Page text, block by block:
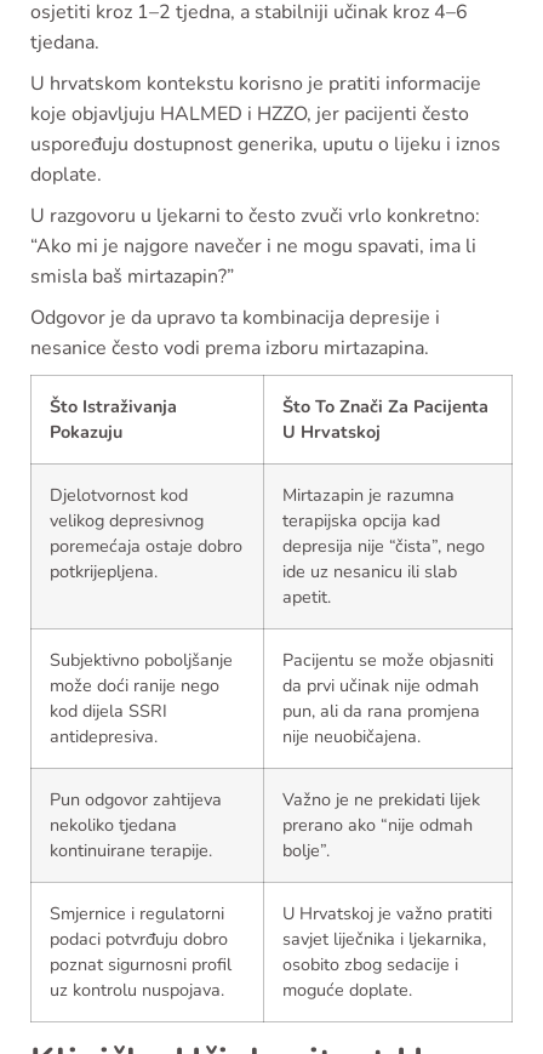
osjetiti kroz 1–2 tjedna, a stabilniji učinak kroz 4–6
tjedana.
U hrvatskom kontekstu korisno je pratiti informacije
koje objavljuju HALMED i HZZO, jer pacijenti često
uspoređuju dostupnost generika, uputu o lijeku i iznos
doplate.
U razgovoru u ljekarni to često zvuči vrlo konkretno:
“Ako mi je najgore navečer i ne mogu spavati, ima li
smisla baš mirtazapin?”
Odgovor je da upravo ta kombinacija depresije i
nesanice često vodi prema izboru mirtazapina.
Što Istraživanja
Pokazuju
Što To Znači Za Pacijenta
U Hrvatskoj
Djelotvornost kod
velikog depresivnog
poremećaja ostaje dobro
potkrijepljena.
Mirtazapin je razumna
terapijska opcija kad
depresija nije “čista”, nego
ide uz nesanicu ili slab
apetit.
Subjektivno poboljšanje
može doći ranije nego
kod dijela SSRI
antidepresiva.
Pacijentu se može objasniti
da prvi učinak nije odmah
pun, ali da rana promjena
nije neuobičajena.
Pun odgovor zahtijeva
nekoliko tjedana
kontinuirane terapije.
Važno je ne prekidati lijek
prerano ako “nije odmah
bolje”.
Smjernice i regulatorni
podaci potvrđuju dobro
poznat sigurnosni profil
uz kontrolu nuspojava.
U Hrvatskoj je važno pratiti
savjet liječnika i ljekarnika,
osobito zbog sedacije i
moguće doplate.